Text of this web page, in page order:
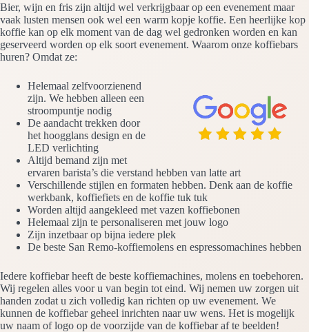
Bier, wijn en fris zijn altijd wel verkrijgbaar op een evenement maar
vaak lusten mensen ook wel een warm kopje koffie. Een heerlijke kop
koffie kan op elk moment van de dag wel gedronken worden en kan
geserveerd worden op elk soort evenement. Waarom onze koffiebars
huren? Omdat ze:
Helemaal zelfvoorzienend
zijn. We hebben alleen een
stroompuntje nodig
De aandacht trekken door
het hoogglans design en de
LED verlichting
Altijd bemand zijn met
ervaren barista’s die verstand hebben van latte art
Verschillende stijlen en formaten hebben. Denk aan de koffie
werkbank, koffiefiets en de koffie tuk tuk
Worden altijd aangekleed met vazen koffiebonen
Helemaal zijn te personaliseren met jouw logo
Zijn inzetbaar op bijna iedere plek
De beste San Remo-koffiemolens en espressomachines hebben
Iedere koffiebar heeft de beste koffiemachines, molens en toebehoren.
Wij regelen alles voor u van begin tot eind. Wij nemen uw zorgen uit
handen zodat u zich volledig kan richten op uw evenement. We
kunnen de koffiebar geheel inrichten naar uw wens. Het is mogelijk
uw naam of logo op de voorzijde van de koffiebar af te beelden!